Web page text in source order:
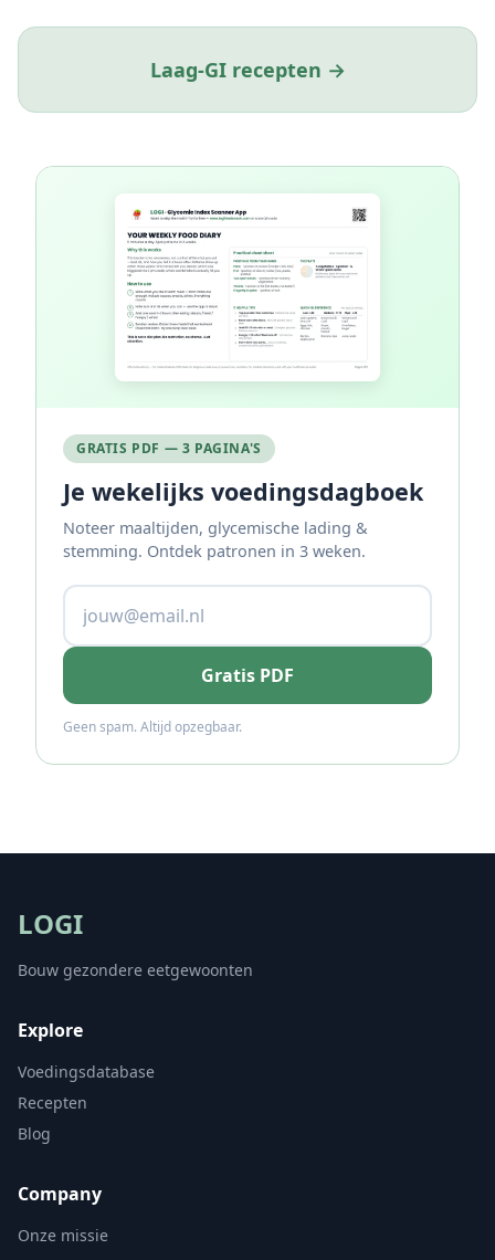
Laag-GI recepten →
GRATIS PDF — 3 PAGINA'S
Je wekelijks voedingsdagboek
Noteer maaltijden, glycemische lading &
stemming. Ontdek patronen in 3 weken.
Gratis PDF
Geen spam. Altijd opzegbaar.
LOGI
Bouw gezondere eetgewoonten
Explore
Voedingsdatabase
Recepten
Blog
Company
Onze missie